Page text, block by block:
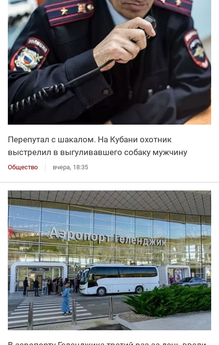
Перепутал с шакалом. На Кубани охотник
выстрелил в выгуливавшего собаку мужчину
Общество вчера, 18:35